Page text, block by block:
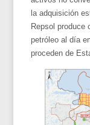
la adquisición
Repsol produce
petróleo al día
proceden de